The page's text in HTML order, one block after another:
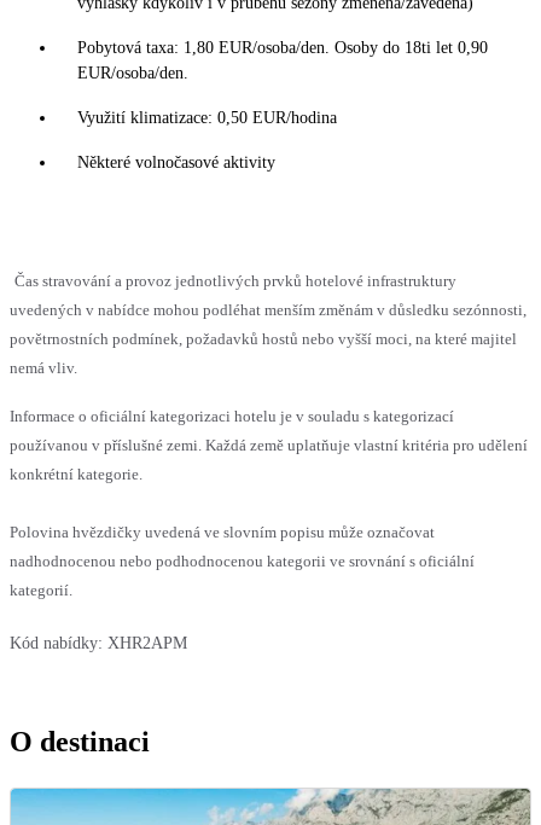
Pobytová taxa: 1,80 EUR/osoba/den. Osoby do 18ti let 0,90
EUR/osoba/den.
Využití klimatizace: 0,50 EUR/hodina
Některé volnočasové aktivity
Čas stravování a provoz jednotlivých prvků hotelové infrastruktury
uvedených v nabídce mohou podléhat menším změnám v důsledku sezónnosti,
povětrnostních podmínek, požadavků hostů nebo vyšší moci, na které majitel
nemá vliv.
Informace o oficiální kategorizaci hotelu je v souladu s kategorizací
používanou v příslušné zemi. Každá země uplatňuje vlastní kritéria pro udělení
konkrétní kategorie.
Polovina hvězdičky uvedená ve slovním popisu může označovat
nadhodnocenou nebo podhodnocenou kategorii ve srovnání s oficiální
kategorií.
Kód nabídky: XHR2APM
O destinaci